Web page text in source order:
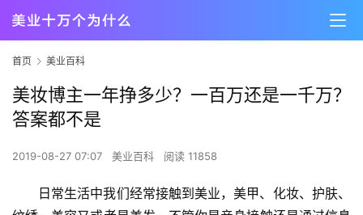
首页 美业百科
美妆博主一年挣多少？一百万还是一千万？
答案都不是
2019-08-27 07:07 美业百科 阅读 11858
日常生活中我们经常接触到美业，美甲、化妆、护肤、